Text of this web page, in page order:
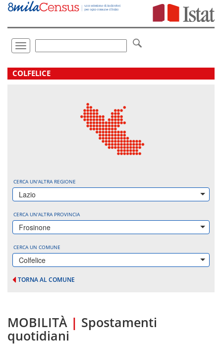
Vai
direttamente
Toggle
navigation
.
COLFELICE
CERCA UN'ALTRA REGIONE
Lazio
CERCA UN'ALTRA PROVINCIA
Frosinone
CERCA UN COMUNE
Colfelice
TORNA AL COMUNE
MOBILITÀ | Spostamenti
quotidiani